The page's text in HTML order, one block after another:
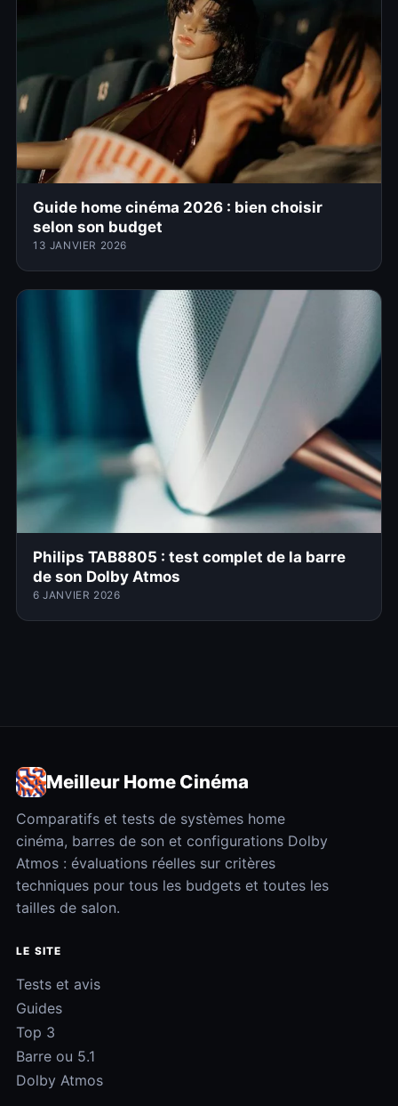
Guide home cinéma 2026 : bien choisir
selon son budget
13 JANVIER 2026
Philips TAB8805 : test complet de la barre
de son Dolby Atmos
6 JANVIER 2026
Meilleur Home Cinéma
Comparatifs et tests de systèmes home
cinéma, barres de son et configurations Dolby
Atmos : évaluations réelles sur critères
techniques pour tous les budgets et toutes les
tailles de salon.
LE SITE
Tests et avis
Guides
Top 3
Barre ou 5.1
Dolby Atmos